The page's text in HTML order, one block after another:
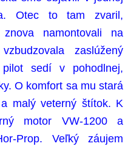
Otec to tam zvaril,
namontovali na
zaslúžený
sedí v pohodlnej,
O komfort sa mu stará
a malý veterný štítok. K
motor VW-1200 a
Prop. Veľký záujem